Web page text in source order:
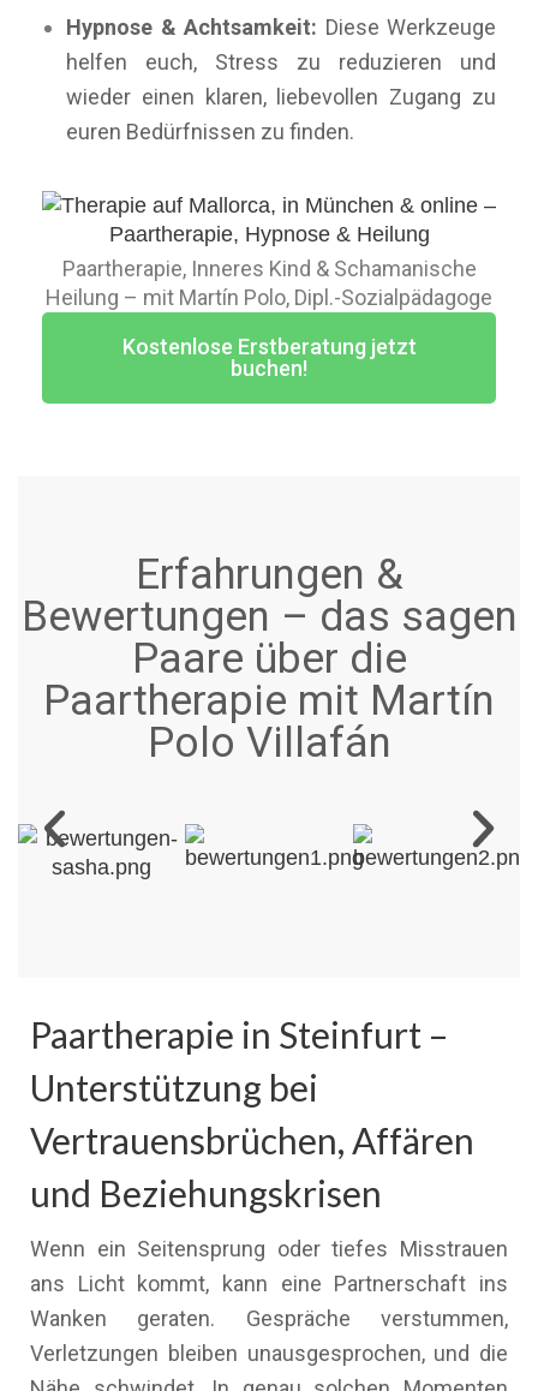
Hypnose & Achtsamkeit: Diese Werkzeuge
helfen euch, Stress zu reduzieren und
wieder einen klaren, liebevollen Zugang zu
euren Bedürfnissen zu finden.
Paartherapie, Inneres Kind & Schamanische
Heilung – mit Martín Polo, Dipl.-Sozialpädagoge
Kostenlose Erstberatung jetzt
buchen!
Erfahrungen &
Bewertungen – das sagen
Paare über die
Paartherapie mit Martín
Polo Villafán
Paartherapie in Steinfurt –
Unterstützung bei
Vertrauensbrüchen, Affären
und Beziehungskrisen
Wenn ein Seitensprung oder tiefes Misstrauen
ans Licht kommt, kann eine Partnerschaft ins
Wanken geraten. Gespräche verstummen,
Verletzungen bleiben unausgesprochen, und die